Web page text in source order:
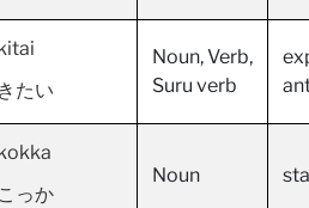
きたい
Noun, Verb,
Suru verb
kokka
こっか
Noun